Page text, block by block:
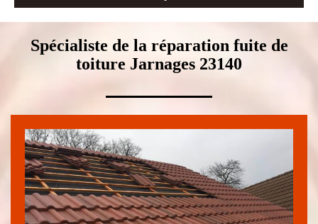
Spécialiste de la réparation fuite de
toiture Jarnages 23140